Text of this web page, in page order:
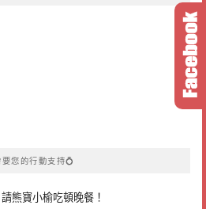
要您的行動支持💍
熊寶小榆吃頓晚餐！